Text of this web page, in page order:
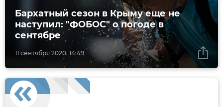
11 сентября 2020, 14:49
Бархатный сезон в Крыму еще не
наступил: "ФОБОС" о погоде в
сентябре